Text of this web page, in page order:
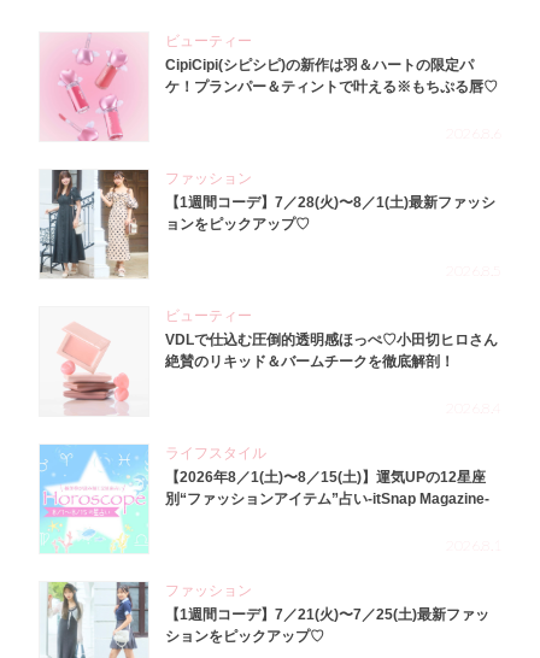
ビューティー
CipiCipi(シピシピ)の新作は羽＆ハートの限定パ
ケ！プランパー＆ティントで叶える※もちぷる唇♡
ファッション
【1週間コーデ】7／28(火)〜8／1(土)最新ファッシ
ョンをピックアップ♡
ビューティー
VDLで仕込む圧倒的透明感ほっぺ♡小田切ヒロさん
絶賛のリキッド＆バームチークを徹底解剖！
ライフスタイル
【2026年8／1(土)〜8／15(土)】運気UPの12星座
別“ファッションアイテム”占い-itSnap Magazine-
ファッション
【1週間コーデ】7／21(火)〜7／25(土)最新ファッ
ションをピックアップ♡